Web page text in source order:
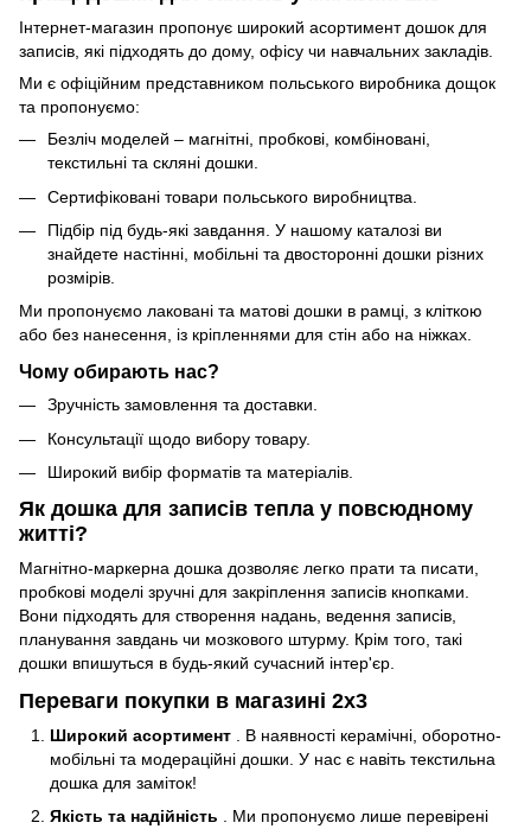
Інтернет-магазин пропонує широкий асортимент дошок для
записів, які підходять до дому, офісу чи навчальних закладів.
Ми є офіційним представником польського виробника дощок
та пропонуємо:
Безліч моделей – магнітні, пробкові, комбіновані,
текстильні та скляні дошки.
Сертифіковані товари польського виробництва.
Підбір під будь-які завдання. У нашому каталозі ви
знайдете настінні, мобільні та двосторонні дошки різних
розмірів.
Ми пропонуємо лаковані та матові дошки в рамці, з кліткою
або без нанесення, із кріпленнями для стін або на ніжках.
Чому обирають нас?
Зручність замовлення та доставки.
Консультації щодо вибору товару.
Широкий вибір форматів та матеріалів.
Як дошка для записів тепла у повсюдному
житті?
Магнітно-маркерна дошка дозволяє легко прати та писати,
пробкові моделі зручні для закріплення записів кнопками.
Вони підходять для створення надань, ведення записів,
планування завдань чи мозкового штурму. Крім того, такі
дошки впишуться в будь-який сучасний інтер'єр.
Переваги покупки в магазині 2х3
Широкий асортимент . В наявності керамічні, оборотно-
мобільні та модераційні дошки. У нас є навіть текстильна
дошка для заміток!
Якість та надійність . Ми пропонуємо лише перевірені